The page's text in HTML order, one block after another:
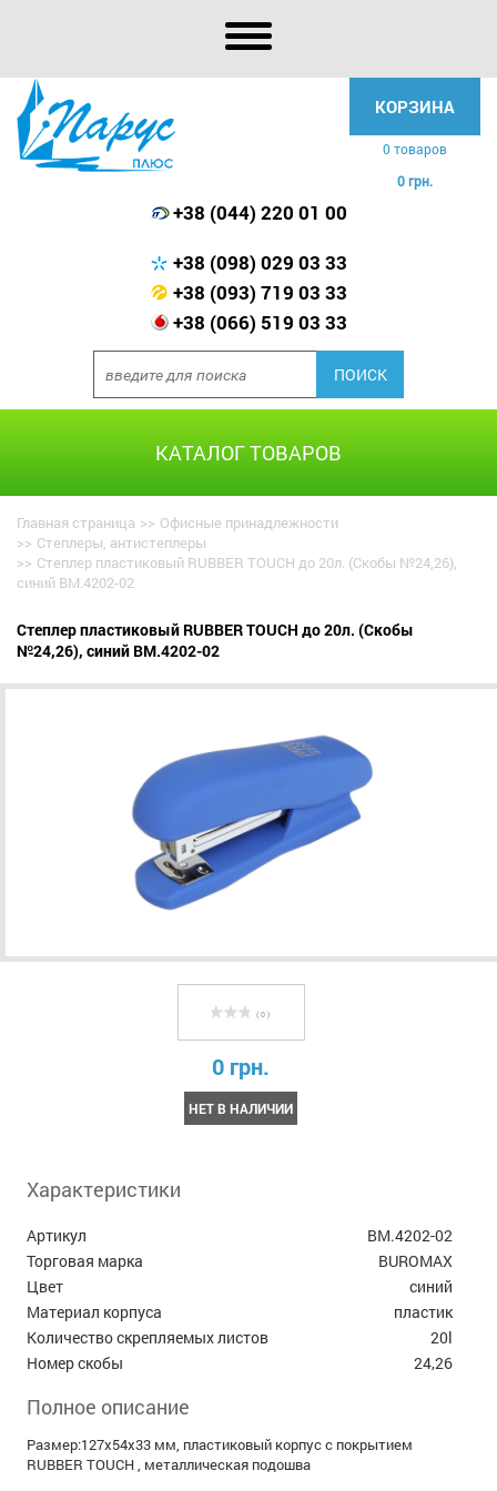
КОРЗИНА
0 товаров
0 грн.
+38 (044) 220 01 00
+38 (098) 029 03 33
+38 (093) 719 03 33
+38 (066) 519 03 33
КАТАЛОГ ТОВАРОВ
Главная страница >> Офисные принадлежности
>> Степлеры, антистеплеры
>> Степлер пластиковый RUBBER TOUCH до 20л. (Скобы №24,26),
синий BM.4202-02
Степлер пластиковый RUBBER TOUCH до 20л. (Скобы
№24,26), синий BM.4202-02
( 0 )
0 грн.
НЕТ В НАЛИЧИИ
Характеристики
Артикул
BM.4202-02
Торговая марка
BUROMAX
Цвет
синий
Материал корпуса
пластик
Количество скрепляемых листов
20l
Номер скобы
24,26
Полное описание
Размер:127х54х33 мм, пластиковый корпус с покрытием
RUBBER TOUCH , металлическая подошва